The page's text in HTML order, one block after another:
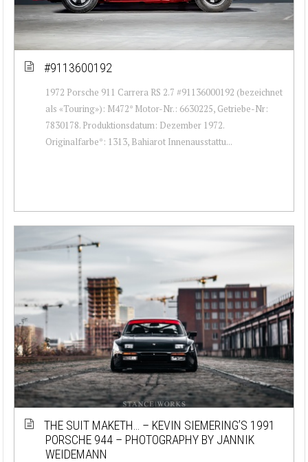
#9113600192
1972 Porsche 911 Carrera RS 2.7 #91136000192 (bezeichnet
als «Touring»): M472* Motor-Nr.: 6630225, Getriebe-Nr:
7830178. Produktionsdatum: Dezember 1972.
Originalfarbe*: 1313, Bahiarot Innenausstattu...
THE SUIT MAKETH… – KEVIN SIEMERING’S 1991
PORSCHE 944 – PHOTOGRAPHY BY JANNIK
WEIDEMANN